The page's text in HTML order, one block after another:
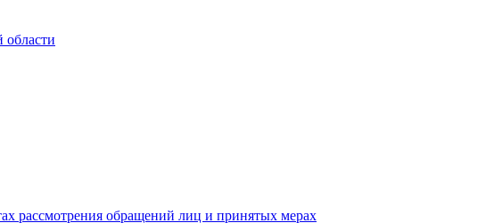
рассмотрения обращений лиц и принятых мерах